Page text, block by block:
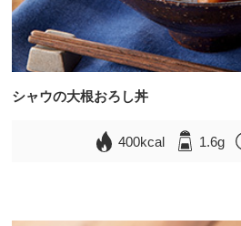
シャウの大根おろし丼
400kcal 1.6g